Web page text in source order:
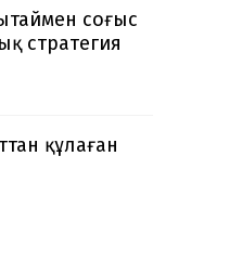
соғыс
стратегия
құлаған